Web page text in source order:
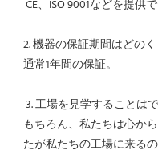
CE、ISO 9001などを提供
2. 機器の保証期間はどの
通常1年間の保証。
3. 工場を見学することは
もちろん、私たちは心か
たが私たちの工場に来る